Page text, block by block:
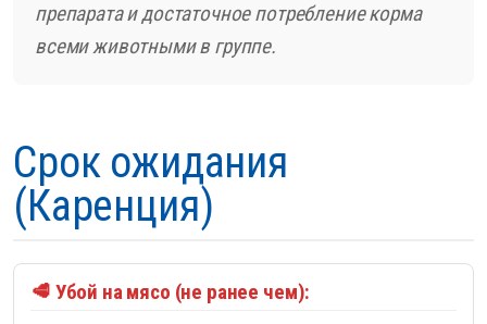
препарата и достаточное потребление корма
всеми животными в группе.
Срок ожидания
(Каренция)
🥩 Убой на мясо (не ранее чем):